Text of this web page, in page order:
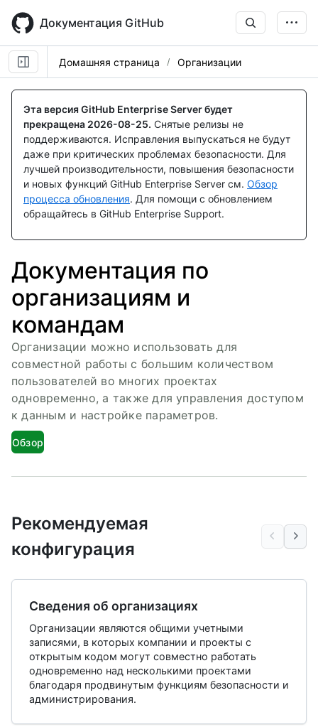
main
content
Документация GitHub
Домашняя страница Организации
Эта версия GitHub Enterprise Server будет
прекращена 2026-08-25. Снятые релизы не
поддерживаются. Исправления выпускаться не будут
даже при критических проблемах безопасности. Для
лучшей производительности, повышения безопасности
и новых функций GitHub Enterprise Server см. Обзор
процесса обновления. Для помощи с обновлением
обращайтесь в GitHub Enterprise Support.
Документация по
организациям и
командам
Организации можно использовать для
совместной работы с большим количеством
пользователей во многих проектах
одновременно, а также для управления доступом
к данным и настройке параметров.
Обзор
Рекомендуемая
конфигурация
Сведения об организациях
Организации являются общими учетными
записями, в которых компании и проекты с
открытым кодом могут совместно работать
одновременно над несколькими проектами
благодаря продвинутым функциям безопасности и
администрирования.